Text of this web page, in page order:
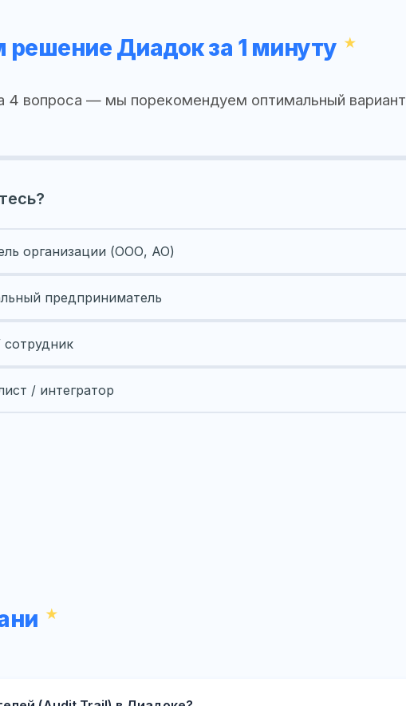
решение Диадок за 1 минуту
4 вопроса — мы порекомендуем оптимальный вариант
организации (ООО, АО)
предприниматель
сотрудник
/ интегратор